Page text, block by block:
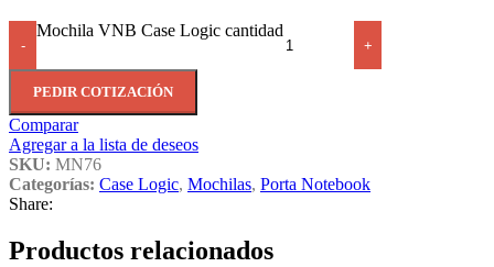
-
Mochila VNB Case Logic cantidad
+
PEDIR COTIZACIÓN
Comparar
Agregar a la lista de deseos
SKU: MN76
Categorías: Case Logic, Mochilas, Porta Notebook
Share:
Productos relacionados